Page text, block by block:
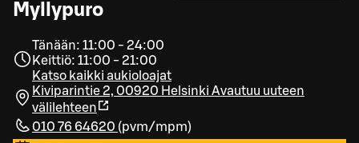
Myllypuro
Tänään: 11:00 - 24:00
Keittiö: 11:00 - 21:00
Katso kaikki aukioloajat
Kiviparintie 2, 00920 Helsinki Avautuu uuteen
välilehteen
010 76 64620 (pvm/mpm)